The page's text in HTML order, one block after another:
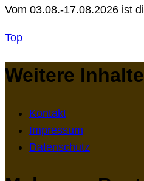
Vom 03.08.-17.08.2026 ist
Top
Weitere Inhalte
Kontakt
Impressum
Datenschutz